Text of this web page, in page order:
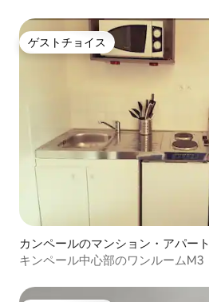
ゲストチョイス
ゲストチョイス
カンペールのマンション・アパート
キンペール中心部のワンルームM3